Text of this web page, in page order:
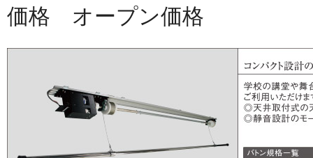
価格 オープン価格